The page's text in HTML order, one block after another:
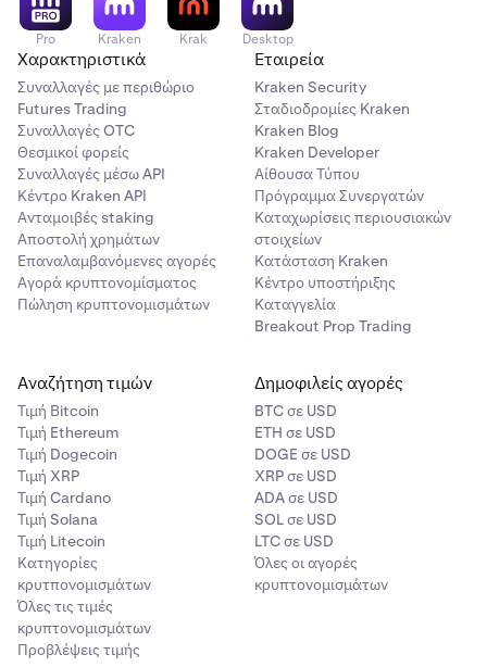
Pro Kraken Krak Desktop
Χαρακτηριστικά
Συναλλαγές με περιθώριο
Futures Trading
Συναλλαγές OTC
Θεσμικοί φορείς
Συναλλαγές μέσω API
Κέντρο Kraken API
Ανταμοιβές staking
Αποστολή χρημάτων
Επαναλαμβανόμενες αγορές
Αγορά κρυπτονομίσματος
Πώληση κρυπτονομισμάτων
Εταιρεία
Kraken Security
Σταδιοδρομίες Kraken
Kraken Blog
Kraken Developer
Αίθουσα Τύπου
Πρόγραμμα Συνεργατών
Καταχωρίσεις περιουσιακών
στοιχείων
Κατάσταση Kraken
Κέντρο υποστήριξης
Καταγγελία
Breakout Prop Trading
Αναζήτηση τιμών
Τιμή Βitcoin
Τιμή Ethereum
Τιμή Dogecoin
Τιμή XRP
Τιμή Cardano
Τιμή Solana
Τιμή Litecoin
Κατηγορίες
κρυτπονομισμάτων
Όλες τις τιμές
κρυπτονομισμάτων
Προβλέψεις τιμής
Δημοφιλείς αγορές
BTC σε USD
ETH σε USD
DOGE σε USD
XRP σε USD
ADA σε USD
SOL σε USD
LTC σε USD
Όλες οι αγορές
κρυπτονομισμάτων